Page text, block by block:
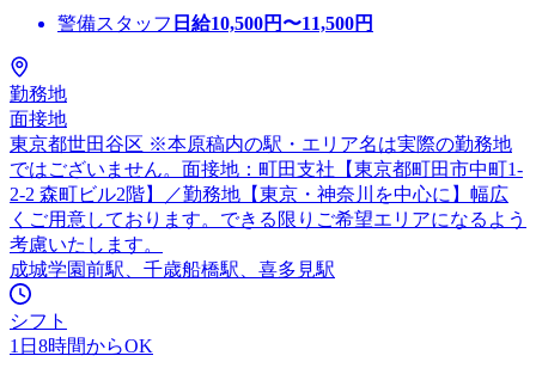
警備スタッフ 日給10,500円〜11,500円
勤務地
面接地
東京都世田谷区 ※本原稿内の駅・エリア名は実際の勤務地
ではございません。面接地：町田支社【東京都町田市中町1-
2-2 森町ビル2階】／勤務地【東京・神奈川を中心に】幅広
くご用意しております。できる限りご希望エリアになるよう
考慮いたします。
成城学園前駅、千歳船橋駅、喜多見駅
シフト
1日8時間からOK